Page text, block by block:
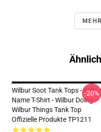
Wilbur Soot Tank Tops -
Name T-Shirt - Wilbur Doing
Wilbur Things Tank Top
Offizielle Produkte TP1211
-20%